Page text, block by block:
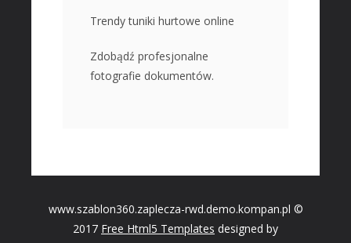
Trendy tuniki hurtowe online
Zdobądź profesjonalne
fotografie dokumentów.
www.szablon360.zaplecza-rwd.demo.kompan.pl ©
2017 Free Html5 Templates designed by